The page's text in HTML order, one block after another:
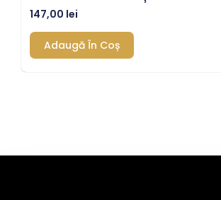
147,00 lei
Adaugă În Coș